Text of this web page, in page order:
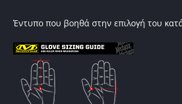
Έντυπο που βοηθά στην επιλογή του